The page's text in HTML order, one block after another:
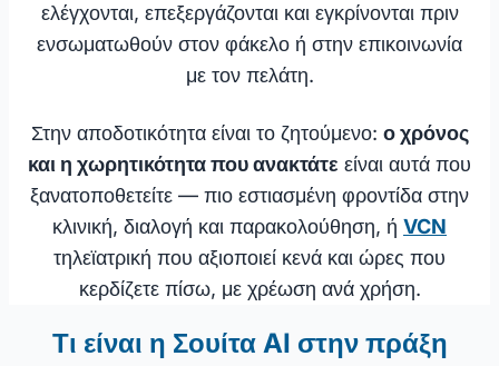
ελέγχονται, επεξεργάζονται και εγκρίνονται πριν
ενσωματωθούν στον φάκελο ή στην επικοινωνία
με τον πελάτη.
Στην αποδοτικότητα είναι το ζητούμενο: ο χρόνος
και η χωρητικότητα που ανακτάτε είναι αυτά που
ξανατοποθετείτε — πιο εστιασμένη φροντίδα στην
κλινική, διαλογή και παρακολούθηση, ή VCN
τηλεϊατρική που αξιοποιεί κενά και ώρες που
κερδίζετε πίσω, με χρέωση ανά χρήση.
Τι είναι η Σουίτα AI στην πράξη